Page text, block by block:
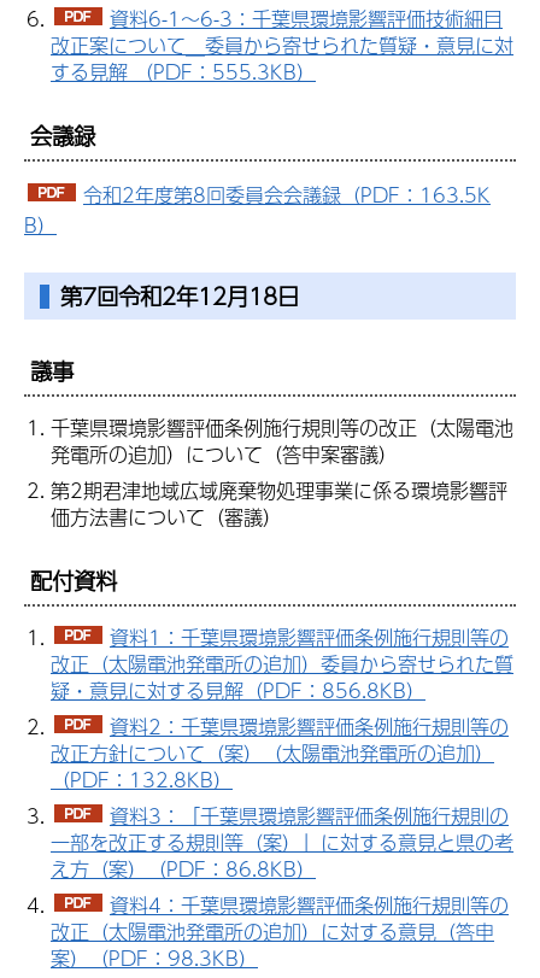
資料6-1～6-3：千葉県環境影響評価技術細目
改正案について＿委員から寄せられた質疑・意見に対
する見解 （PDF：555.3KB）
会議録
令和2年度第8回委員会会議録（PDF：163.5K
B）
第7回令和2年12月18日
議事
千葉県環境影響評価条例施行規則等の改正（太陽電池
発電所の追加）について（答申案審議）
第2期君津地域広域廃棄物処理事業に係る環境影響評
価方法書について（審議）
配付資料
資料1：千葉県環境影響評価条例施行規則等の
改正（太陽電池発電所の追加）委員から寄せられた質
疑・意見に対する見解（PDF：856.8KB）
資料2：千葉県環境影響評価条例施行規則等の
改正方針について（案）（太陽電池発電所の追加）
（PDF：132.8KB）
資料3：「千葉県環境影響評価条例施行規則の
一部を改正する規則等（案）」に対する意見と県の考
え方（案）（PDF：86.8KB）
資料4：千葉県環境影響評価条例施行規則等の
改正（太陽電池発電所の追加）に対する意見（答申
案）（PDF：98.3KB）